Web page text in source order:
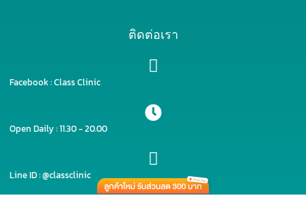
ติดต่อเรา
Facebook : Class Clinic
Open Daily : 11.30 - 20.00
Line ID : @classclinic​